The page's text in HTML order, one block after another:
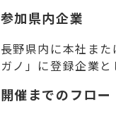
参加県内企業
長野県内に本社ま
ガノ」に登録企業
開催までのフロー